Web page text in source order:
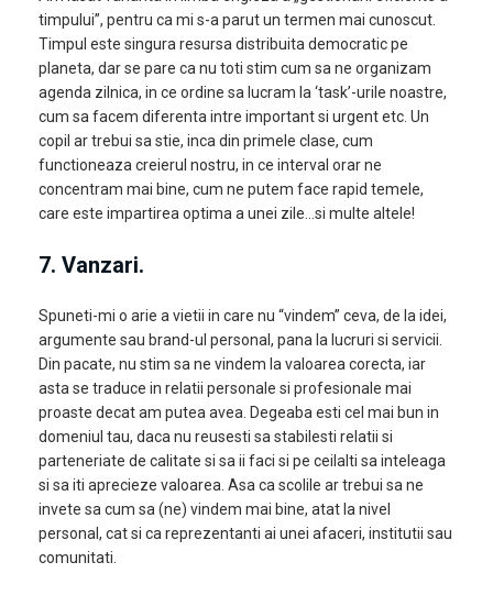
timpului”, pentru ca mi s-a parut un termen mai cunoscut.
Timpul este singura resursa distribuita democratic pe
planeta, dar se pare ca nu toti stim cum sa ne organizam
agenda zilnica, in ce ordine sa lucram la ‘task’-urile noastre,
cum sa facem diferenta intre important si urgent etc. Un
copil ar trebui sa stie, inca din primele clase, cum
functioneaza creierul nostru, in ce interval orar ne
concentram mai bine, cum ne putem face rapid temele,
care este impartirea optima a unei zile…si multe altele!
7. Vanzari.
Spuneti-mi o arie a vietii in care nu “vindem” ceva, de la idei,
argumente sau brand-ul personal, pana la lucruri si servicii.
Din pacate, nu stim sa ne vindem la valoarea corecta, iar
asta se traduce in relatii personale si profesionale mai
proaste decat am putea avea. Degeaba esti cel mai bun in
domeniul tau, daca nu reusesti sa stabilesti relatii si
parteneriate de calitate si sa ii faci si pe ceilalti sa inteleaga
si sa iti aprecieze valoarea. Asa ca scolile ar trebui sa ne
invete sa cum sa (ne) vindem mai bine, atat la nivel
personal, cat si ca reprezentanti ai unei afaceri, institutii sau
comunitati.